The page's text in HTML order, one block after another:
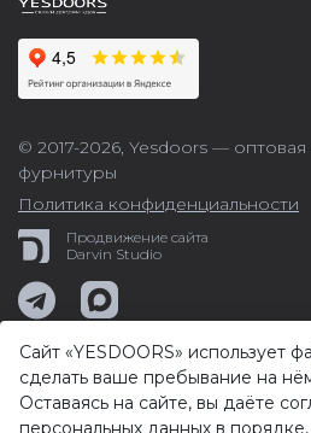
© 2017-2026, Yesdoors —
фурнитуры
Политика конфиденциальности
Продвижение сайта
Darvin Studio
Сайт «YESDOORS» использует
сделать ваше пребывание на
Оставаясь на сайте, вы даёте
персональных данных в